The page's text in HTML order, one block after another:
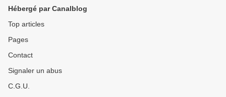
Hébergé par Canalblog
Top articles
Pages
Contact
Signaler un abus
C.G.U.